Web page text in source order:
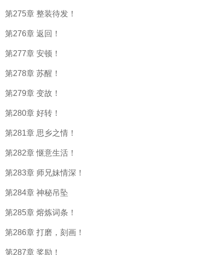
第275章 整装待发！
第276章 返回！
第277章 安顿！
第278章 苏醒！
第279章 变故！
第280章 好转！
第281章 思乡之情！
第282章 惬意生活！
第283章 师兄妹情深！
第284章 神秘吊坠
第285章 熔炼词条！
第286章 打磨，刻画！
第287章 奖励！